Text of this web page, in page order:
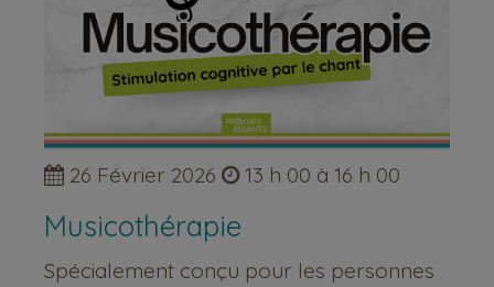
26 Février 2026 13 h 00 à 16 h 00
Musicothérapie
Spécialement conçu pour les personnes